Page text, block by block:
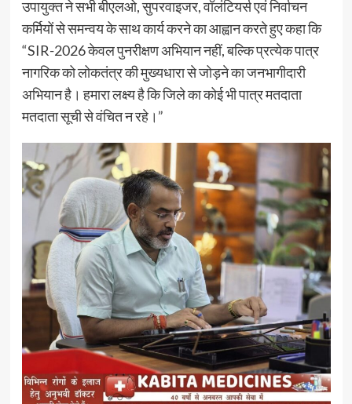
उपायुक्त ने सभी बीएलओ, सुपरवाइजर, वॉलंटियर्स एवं निर्वाचन
कर्मियों से समन्वय के साथ कार्य करने का आह्वान करते हुए कहा कि
“SIR-2026 केवल पुनरीक्षण अभियान नहीं, बल्कि प्रत्येक पात्र
नागरिक को लोकतंत्र की मुख्यधारा से जोड़ने का जनभागीदारी
अभियान है। हमारा लक्ष्य है कि जिले का कोई भी पात्र मतदाता
मतदाता सूची से वंचित न रहे।”